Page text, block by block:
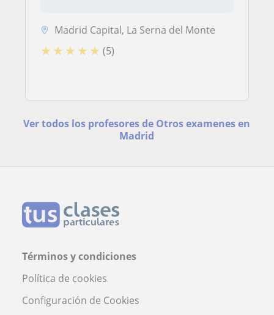
Madrid Capital, La Serna del Monte
★ ★ ★ ★ ★ (5)
Ver todos los profesores de Otros examenes en
Madrid
Términos y condiciones
Política de cookies
Configuración de Cookies